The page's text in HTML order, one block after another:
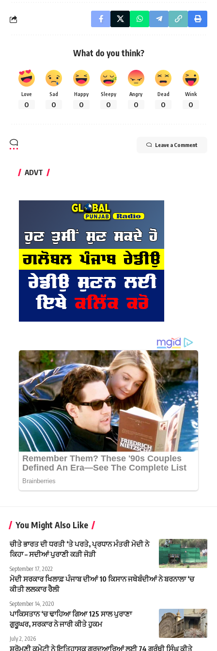
What do you think?
Love
0
Sad
0
Happy
0
Sleepy
0
Angry
0
Dead
0
Wink
0
Leave a Comment
ADVT
You Might Also Like
ਚੀਤੇ ਭਾਰਤ ਦੀ ਧਰਤੀ ‘ਤੇ ਪਰਤੇ, ਪ੍ਰਧਾਨ ਮੰਤਰੀ ਮੋਦੀ ਨੇ
ਕਿਹਾ – ਸਦੀਆਂ ਪੁਰਾਣੀ ਕੜੀ ਜੋੜੀ
September 17, 2022
ਮੋਦੀ ਸਰਕਾਰ ਖਿਲਾਫ਼ ਪੰਜਾਬ ਦੀਆਂ 10 ਕਿਸਾਨ ਜਥੇਬੰਦੀਆਂ ਨੇ ਬਰਨਾਲਾ ‘ਚ
ਕੀਤੀ ਲਲਕਾਰ ਰੈਲੀ
September 14, 2020
ਪਾਕਿਸਤਾਨ ‘ਚ ਢਾਹਿਆ ਗਿਆ 125 ਸਾਲ ਪੁਰਾਣਾ
ਗੁਰੂਘਰ, ਸਰਕਾਰ ਨੇ ਜਾਰੀ ਕੀਤੇ ਹੁਕਮ
July 2, 2026
ਸ਼੍ਰੋਮਣੀ ਕਮੇਟੀ ਨੇ ਇਤਿਹਾਸਕ ਗੁਰਦੁਆਰਿਆਂ ਲਈ 74 ਗ੍ਰੰਥੀ ਸਿੰਘ ਕੀਤੇ